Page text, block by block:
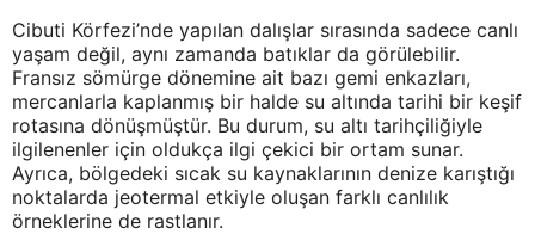
Cibuti Körfezi’nde yapılan dalışlar sırasında sadece canlı
yaşam değil, aynı zamanda batıklar da görülebilir.
Fransız sömürge dönemine ait bazı gemi enkazları,
mercanlarla kaplanmış bir halde su altında tarihi bir keşif
rotasına dönüşmüştür. Bu durum, su altı tarihçiliğiyle
ilgilenenler için oldukça ilgi çekici bir ortam sunar.
Ayrıca, bölgedeki sıcak su kaynaklarının denize karıştığı
noktalarda jeotermal etkiyle oluşan farklı canlılık
örneklerine de rastlanır.